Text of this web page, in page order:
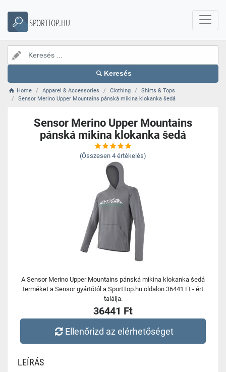
SPORTTOP.HU
Keresés
Home Apparel & Accessories Clothing
Shirts & Tops
Sensor Merino Upper Mountains pánská mikina klokanka šedá
Sensor Merino Upper Mountains
pánská mikina klokanka šedá
(Összesen 4 értékelés)
A Sensor Merino Upper Mountains pánská mikina klokanka šedá
terméket a Sensor gyártótól a SportTop.hu oldalon 36441 Ft - ért
találja.
36441 Ft
Ellenőrizd az elérhetőséget
LEÍRÁS